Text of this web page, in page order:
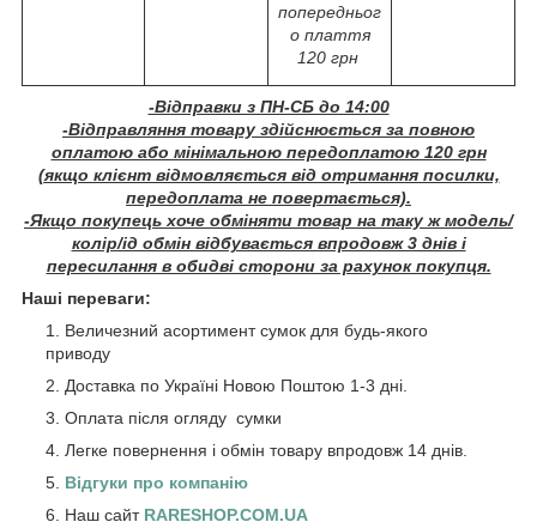
попередньог
о плаття
120 грн
-Відправки з ПН-СБ до 14:00
-Відправляння товару здійснюється за повною
оплатою або мінімальною передоплатою 120 грн
(якщо клієнт відмовляється від отримання посилки,
передоплата не повертається).
-Якщо покупець хоче обміняти товар на таку ж модель/
колір/ід обмін відбувається впродовж 3 днів і
пересилання в обидві сторони за рахунок покупця.
Наші переваги:
Величезний асортимент сумок для будь-якого
приводу
Доставка по Україні Новою Поштою 1-3 дні.
Оплата після огляду сумки
Легке повернення і обмін товару впродовж 14 днів.
Відгуки про компанію
Наш сайт RARESHOP.COM.UA